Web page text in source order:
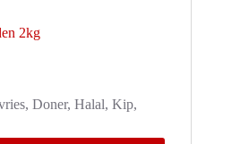
2kg
, Doner, Halal, Kip,